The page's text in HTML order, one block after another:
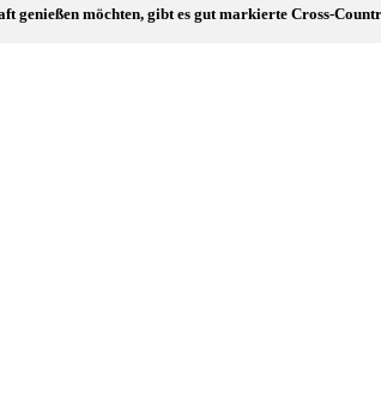
möchten, gibt es gut markierte Cross-